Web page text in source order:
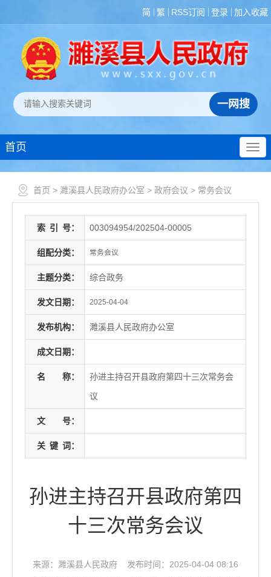
简 繁 RSS订阅 登录 加入收藏
首页
首页 > 濉溪县人民政府办公室 > 政府会议 > 常务会议
索 引 号： 003094954/202504-00005
组配分类： 常务会议
主题分类： 综合政务
发文日期： 2025-04-04
发布机构： 濉溪县人民政府办公室
成文日期：
名 称：
孙进主持召开县政府第四十三次常务会
议
文 号：
关 键 词：
孙进主持召开县政府第四
十三次常务会议
来源：濉溪县人民政府
发布时间：2025-04-04 08:16